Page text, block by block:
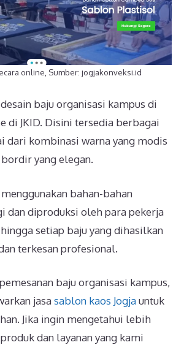
online, Sumber: jogjakonveksi.id
baju organisasi kampus di
di JKID. Disini tersedia berbagai
dari kombinasi warna yang modis
yang elegan.
bahan-bahan
dan diproduksi oleh para pekerja
setiap baju yang dihasilkan
terkesan profesional.
baju organisasi kampus,
jasasablon kaos Jogjauntuk
Jika ingin mengetahui lebih
dan layanan yang kami